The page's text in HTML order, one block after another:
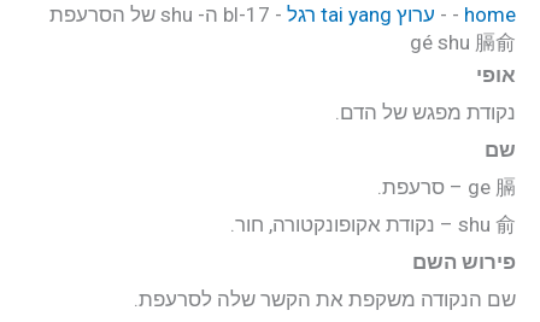
home
-
- ערוץ tai yang רגל -
bl-17 ה- shu של הסרעפת
gé shu 膈俞
אופי
נקודת מפגש של הדם.
שם
ge 膈 – סרעפת.
shu 俞 – נקודת אקופונקטורה, חור.
פירוש השם
שם הנקודה משקפת את הקשר שלה לסרעפת.
קליניקה